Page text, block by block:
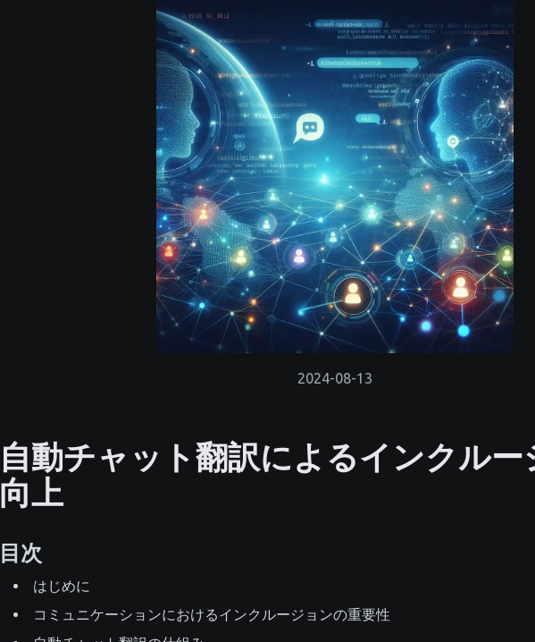
2024-08-13
自動チャット翻訳によるインクルー
向上
目次
はじめに
コミュニケーションにおけるインクルージョンの重要性